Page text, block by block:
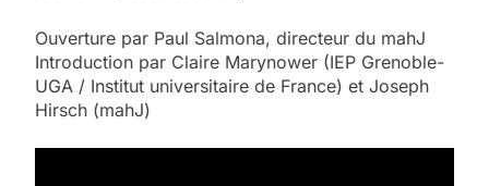
Ouverture par Paul Salmona, directeur du mahJ
Introduction par Claire Marynower (IEP Grenoble-
UGA / Institut universitaire de France) et Joseph
Hirsch (mahJ)